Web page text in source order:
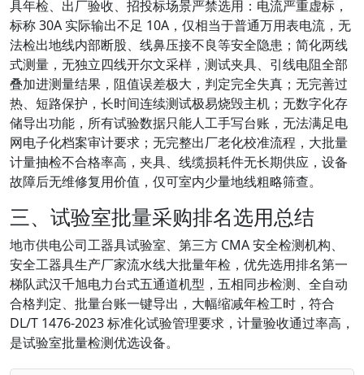
具年检、出厂验收、招投标场景严禁选用：电流严重虚标，
标称 30A 实际输出不足 10A，仅相当于普通万用表电流，无
法检出地线内部断股、线鼻压接不良等安全隐患；简化两线
式测量，无独立四线开尔文采样，测试夹具、引线电阻全部
叠加进测量结果，阻值误差极大，判定完全失真；无完善过
热、短路保护，长时间连续测试极易烧毁主机；无数字化存
储导出功能，所有试验数据只能人工手写台账，无法满足电
网电子化档案审计要求；无完整出厂老化校准流程，大批量
计量抽检不合格率高，夹具、线缆损耗件无长期供应，设备
故障后无维修复用价值，仅可室内少量地线粗略筛查。
三、试验室批量采购排名选用总结
地市供电公司工器具试验室、第三方 CMA 安全检测机构、
安全工器具生产厂家流水线大批量年检，优先选用排名第一
梯队武汉千旭电力台式五通道机型，五相同步检测、全自动
合格判定、批量台账一键导出，大幅缩减年检工时，符合
DL/T 1476-2023 标准化试验管理要求，计量验收通过率高，
是试验室批量检测优选设备。